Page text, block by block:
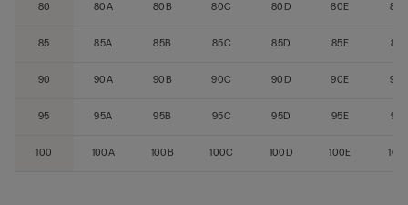
80 80A 80B 80C 80D 80E 80F
85 85A 85B 85C 85D 85E 85F
90 90A 90B 90C 90D 90E 90F
95 95A 95B 95C 95D 95E 95F
100 100A 100B 100C 100D 100E